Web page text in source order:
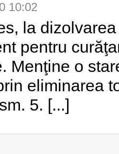
10:02
la
pentru
Menţine o
eliminarea
5. [...]